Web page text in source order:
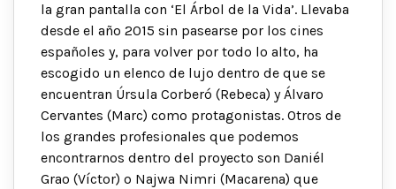
la gran pantalla con ‘El Árbol de la Vida’. Llevaba
desde el año 2015 sin pasearse por los cines
españoles y, para volver por todo lo alto, ha
escogido un elenco de lujo dentro de que se
encuentran Úrsula Corberó (Rebeca) y Álvaro
Cervantes (Marc) como protagonistas. Otros de
los grandes profesionales que podemos
encontrarnos dentro del proyecto son Daniél
Grao (Víctor) o Najwa Nimri (Macarena) que